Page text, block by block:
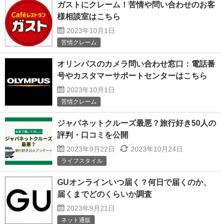
ガストにクレーム！苦情や問い合わせのお客
様相談室はこちら
2023年10月1日
苦情クレーム
オリンパスのカメラ問い合わせ窓口：電話番
号やカスタマーサポートセンターはこちら
2023年10月1日
苦情クレーム
ジャパネットクルーズ最悪？旅行好き50人の
評判・口コミを公開
2023年9月22日 2023年10月24日
ライフスタイル
GUオンラインいつ届く？何日で届くのか、
届くまでどのくらいか調査
2023年9月21日
ネット通販